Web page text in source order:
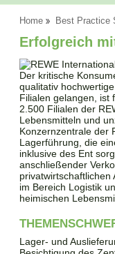
Home Best Practice
Erfolgreich
Der kritische
qualitativ
Filialen gelangen, ist
2.500 Filialen der
Lebensmitteln und
Konzernzentrale der
Lagerführung, die
inklusive des Ent­
anschließender
im Bereich Logistik
heimischen
Lager- und